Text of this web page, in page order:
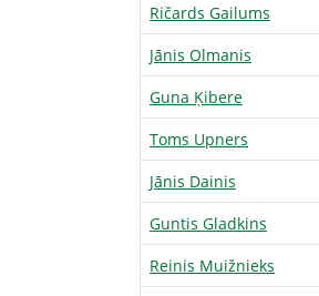
Ričards Gailums
Jānis Olmanis
Guna Ķibere
Toms Upners
Jānis Dainis
Guntis Gladkins
Reinis Muižnieks